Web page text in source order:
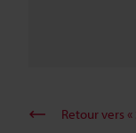
Retour vers